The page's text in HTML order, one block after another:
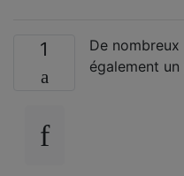
1
De
également